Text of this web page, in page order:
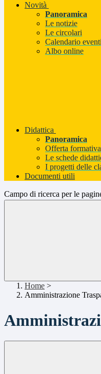
Novità
Panoramica
Le notizie
Le circolari
Calendario eventi
Albo online
Didattica
Panoramica
Offerta formativa
Le schede
I progetti delle
Documenti utili
Campo di ricerca per le
Home >
Amministrazione